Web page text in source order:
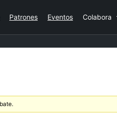
Patrones Eventos Colabora